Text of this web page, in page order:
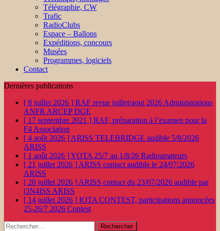
Télégraphie, CW
Trafic
RadioClubs
Espace – Ballons
Expéditions, concours
Musées
Programmes, logiciels
Contact
Dernières publications
[ 8 juillet 2026 ] RAF revue juillet/aout 2026 Administrations
ANFR ARCEP DGE
[ 17 septembre 2021 ] RAF, préparation à l’examen pour la
F4 Association
[ 4 août 2026 ] ARISS TELEBRIDGE audible 5/8/2026
ARISS
[ 1 août 2026 ]YOTA 25/7 au 1/8/26 Radioamateurs
[ 21 juillet 2026 ] ARISS contact audible le 24/07/2026
ARISS
[ 20 juillet 2026 ] ARISS contact du 23/07/2026 audible par
ON4ISS ARISS
[ 14 juillet 2026 ] IOTA CONTEST, participations annoncées
25-26/7 2026 Contest
Rechercher :